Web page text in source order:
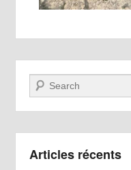
Recherche
Articles récents